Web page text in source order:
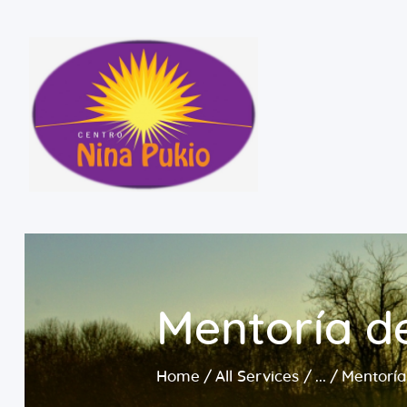
Mentoría
Home All Services ...